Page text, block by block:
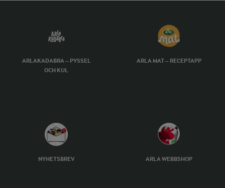
ARLAKADABRA – PYSSEL
OCH KUL
ARLA MAT – RECEPTAPP
NYHETSBREV ARLA WEBBSHOP